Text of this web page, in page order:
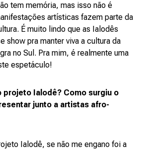
tem memória, mas isso não é
artísticas fazem parte da
É muito lindo que as Ialodês
show pra manter viva a cultura da
no Sul. Pra mim, é realmente uma
espetáculo!
projeto Ialodê? Como surgiu o
junto a artistas afro-
Ialodê, se não me engano foi a